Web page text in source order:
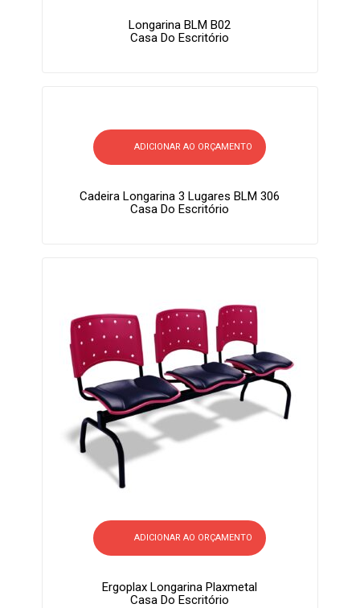
Longarina BLM B02
Casa Do Escritório
ADICIONAR AO ORÇAMENTO
Cadeira Longarina 3 Lugares BLM 306
Casa Do Escritório
ADICIONAR AO ORÇAMENTO
Ergoplax Longarina Plaxmetal
Casa Do Escritório